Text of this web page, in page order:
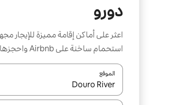
دورو
اعثر على أماكن إقامة مميزة للإيجار
استحمام ساخنة على Airbnb واحجزها
الموقع
عند توفر النتائج، انتقل باستخدام